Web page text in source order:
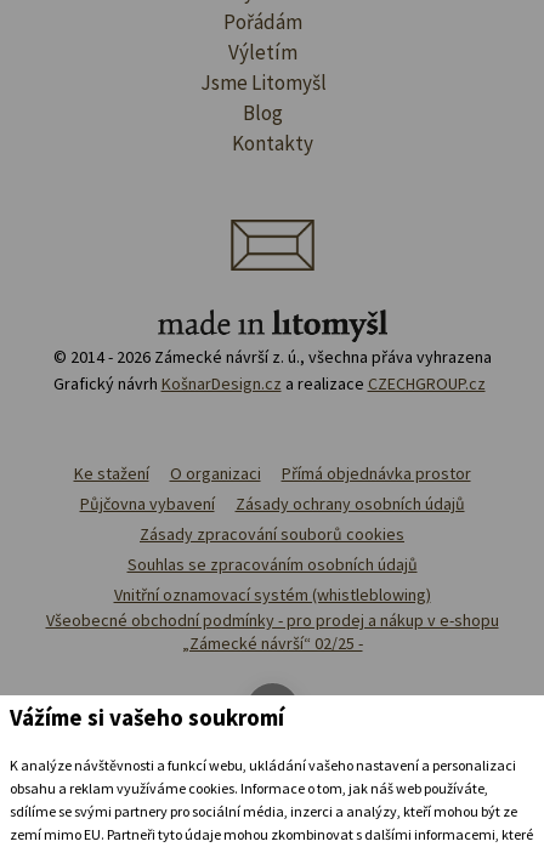
Pořádám
Výletím
Jsme Litomyšl
Blog
Kontakty
© 2014 - 2026 Zámecké návrší z. ú., všechna přáva vyhrazena
Grafický návrh KošnarDesign.cz a realizace CZECHGROUP.cz
Ke stažení O organizaci
Přímá objednávka prostor
Půjčovna vybavení
Zásady ochrany osobních údajů
Zásady zpracování souborů cookies
Souhlas se zpracováním osobních údajů
Vnitřní oznamovací systém (whistleblowing)
Všeobecné obchodní podmínky - pro prodej a nákup v e-shopu
„Zámecké návrší“ 02/25 -
Vážíme si vašeho soukromí
K analýze návštěvnosti a funkcí webu, ukládání vašeho nastavení a personalizaci
obsahu a reklam využíváme cookies. Informace o tom, jak náš web používáte,
sdílíme se svými partnery pro sociální média, inzerci a analýzy, kteří mohou být ze
zemí mimo EU. Partneři tyto údaje mohou zkombinovat s dalšími informacemi, které